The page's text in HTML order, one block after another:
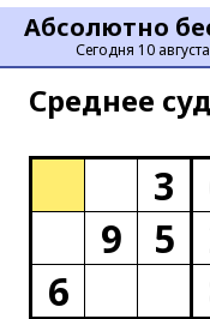
Абсолютно
Сегодня 10
Среднее
3
9
5
6